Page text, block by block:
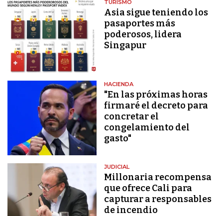
TURISMO
Asia sigue teniendo los
pasaportes más
poderosos, lidera
Singapur
HACIENDA
"En las próximas horas
firmaré el decreto para
concretar el
congelamiento del
gasto"
JUDICIAL
Millonaria recompensa
que ofrece Cali para
capturar a responsables
de incendio